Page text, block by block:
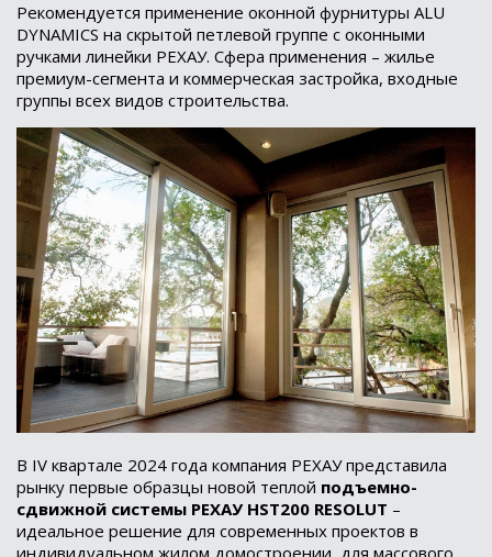
Рекомендуется применение оконной фурнитуры ALU
DYNAMICS на скрытой петлевой группе с оконными
ручками линейки РЕХАУ. Сфера применения – жилье
премиум-сегмента и коммерческая застройка, входные
группы всех видов строительства.
В IV квартале 2024 года компания РЕХАУ представила
рынку первые образцы новой теплой подъемно-
сдвижной системы РЕХАУ HST200 RESOLUT –
идеальное решение для современных проектов в
индивидуальном жилом домостроении, для массового